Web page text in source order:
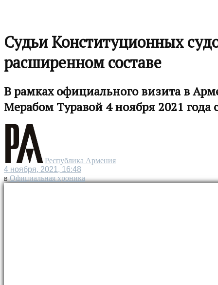
Судьи Конституционных
расширенном составе
В рамках официального визита в
Мерабом Туравой 4 ноября 2021 года
Республика Армения
4 ноября, 2021, 16:48
в Официальная хроника